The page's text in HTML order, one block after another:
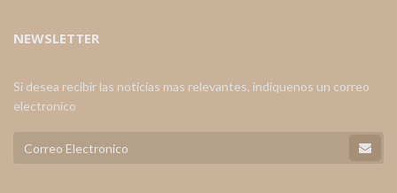
NEWSLETTER
Si desea recibir las noticias mas relevantes, indiquenos un correo
electronico